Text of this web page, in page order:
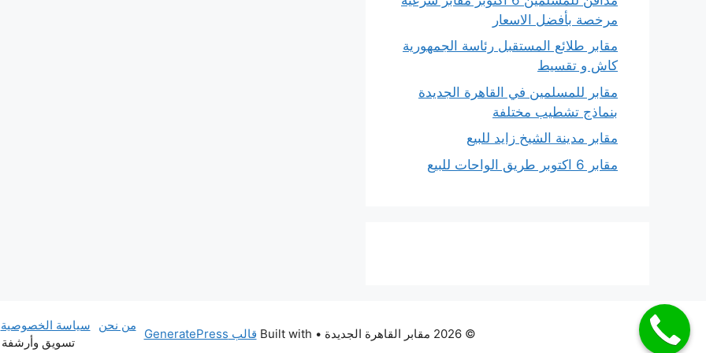
مرخصة بأفضل الاسعار
مقابر طلائع المستقبل رئاسة الجمهورية
كاش و تقسيط
مقابر للمسلمين في القاهرة الجديدة
بنماذج تشطيب مختلفة
مقابر مدينة الشيخ زايد للبيع
مقابر 6 اكتوبر طريق الواحات للبيع
من نحن سياسة الخصوصية
تسويق وأرشفة
© 2026 مقابر القاهرة الجديدة • Built with قالب GeneratePress